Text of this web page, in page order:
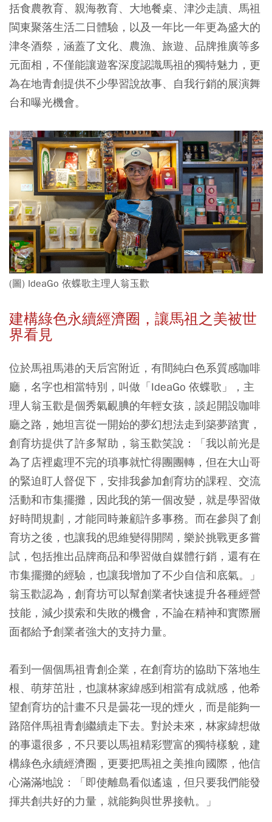
括食農教育、親海教育、大地餐桌、津沙走讀、馬祖
閩東聚落生活二日體驗，以及一年比一年更為盛大的
津冬酒祭，涵蓋了文化、農漁、旅遊、品牌推廣等多
元面相，不僅能讓遊客深度認識馬祖的獨特魅力，更
為在地青創提供不少學習說故事、自我行銷的展演舞
台和曝光機會。
(圖) IdeaGo 依蝶歌主理人翁玉歡
建構綠色永續經濟圈，讓馬祖之美被世
界看見
位於馬祖馬港的天后宮附近，有間純白色系質感咖啡
廳，名字也相當特別，叫做「IdeaGo 依蝶歌」，主
理人翁玉歡是個秀氣靦腆的年輕女孩，談起開設咖啡
廳之路，她坦言從一開始的夢幻想法走到築夢踏實，
創育坊提供了許多幫助，翁玉歡笑說：「我以前光是
為了店裡處理不完的瑣事就忙得團團轉，但在大山哥
的緊迫盯人督促下，安排我參加創育坊的課程、交流
活動和市集擺攤，因此我的第一個改變，就是學習做
好時間規劃，才能同時兼顧許多事務。而在參與了創
育坊之後，也讓我的思維變得開闊，樂於挑戰更多嘗
試，包括推出品牌商品和學習做自媒體行銷，還有在
市集擺攤的經驗，也讓我增加了不少自信和底氣。」
翁玉歡認為，創育坊可以幫創業者快速提升各種經營
技能，減少摸索和失敗的機會，不論在精神和實際層
面都給予創業者強大的支持力量。
看到一個個馬祖青創企業，在創育坊的協助下落地生
根、萌芽茁壯，也讓林家緯感到相當有成就感，他希
望創育坊的計畫不只是曇花一現的煙火，而是能夠一
路陪伴馬祖青創繼續走下去。對於未來，林家緯想做
的事還很多，不只要以馬祖精彩豐富的獨特樣貌，建
構綠色永續經濟圈，更要把馬祖之美推向國際，他信
心滿滿地說：「即使離島看似遙遠，但只要我們能發
揮共創共好的力量，就能夠與世界接軌。」